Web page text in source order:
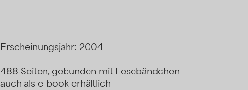
Erscheinungsjahr: 2004
488 Seiten, gebunden mit Lesebändchen
auch als e-book erhältlich